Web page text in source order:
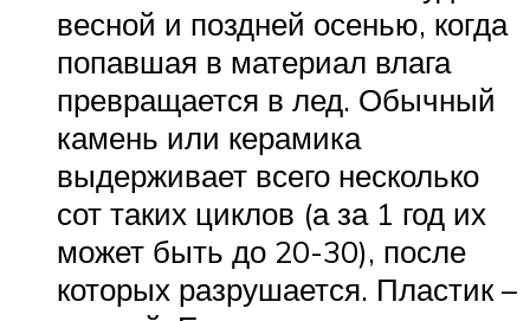
весной и поздней осенью, когда
попавшая в материал влага
превращается в лед. Обычный
камень или керамика
выдерживает всего несколько
сот таких циклов (а за 1 год их
может быть до 20-30), после
которых разрушается. Пластик –